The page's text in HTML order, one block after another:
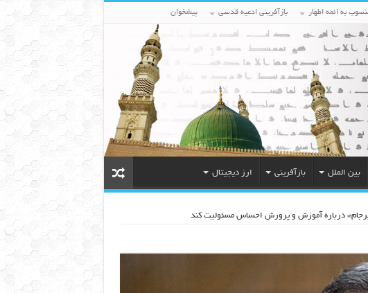
به ائمه اطهار بازآفرینی ادعیه قدسی پیشخوان
بین الملل بازآفرینی ارز دیجیتال
درباره آموزش و پرورش احساس مسئولیت کند